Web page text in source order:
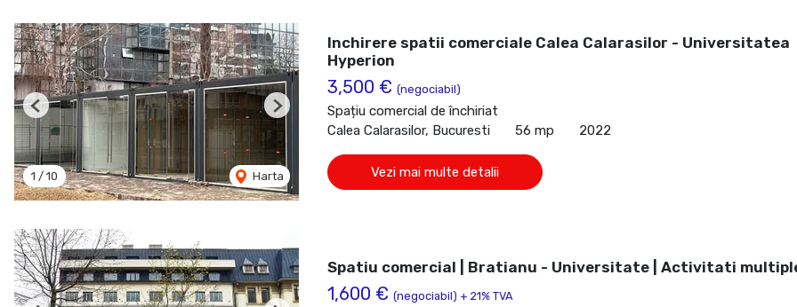
1 / 10 Harta
Previous Next
Inchirere spatii comerciale Calea Calarasilor - Universitatea
Hyperion
3,500 € (negociabil)
Spațiu comercial de închiriat
Calea Calarasilor, Bucuresti
56 mp 2022
Vezi mai multe detalii
Spatiu comercial | Bratianu - Universitate | Activitati
1,600 € (negociabil) + 21% TVA